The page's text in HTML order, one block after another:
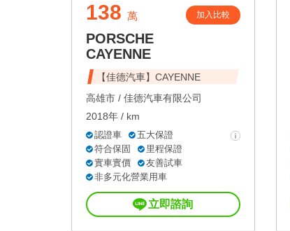
138 萬 加入比較
PORSCHE
CAYENNE
【佳德汽車】CAYENNE
高雄市 / 佳德汽車有限公司
2018年 / km
認證車
五大保證
符合保固
里程保證
實車實價
友善試車
非多元化營業用車
立即諮詢